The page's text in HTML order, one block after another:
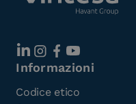
Informazioni
Codice etico